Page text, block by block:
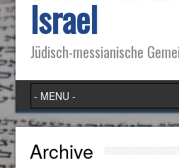
Israel
Jüdisch-messianische
Archive